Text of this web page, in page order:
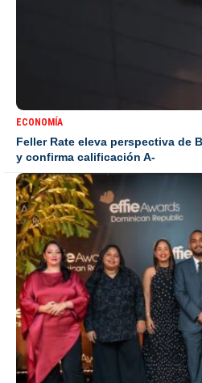
ECONOMÍA
Feller Rate eleva perspectiva de
y confirma calificación A-